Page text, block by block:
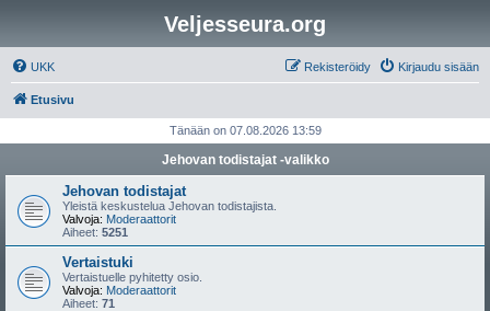
Veljesseura.org
UKK Kirjaudu sisään
Rekisteröidy
Etusivu
Tänään on 07.08.2026 13:59
Jehovan todistajat -valikko
Jehovan todistajat
Yleistä keskustelua Jehovan todistajista.
Valvoja: Moderaattorit
Aiheet: 5251
Vertaistuki
Vertaistuelle pyhitetty osio.
Valvoja: Moderaattorit
Aiheet: 71